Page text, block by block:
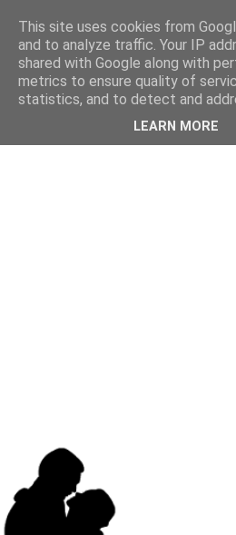
This site uses cookies from
and to analyze traffic. Your IP
shared with Google along with
metrics to ensure quality of
statistics, and to detect and
LEARN MORE